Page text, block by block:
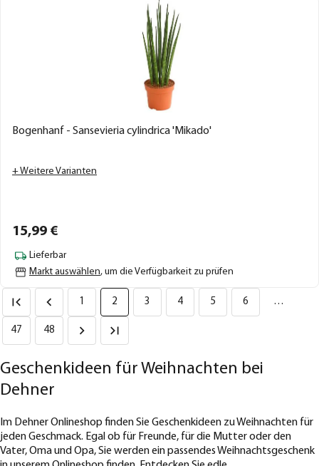
Bogenhanf - Sansevieria cylindrica 'Mikado'
+ Weitere Varianten
15,99 €
Lieferbar
Markt auswählen, um die Verfügbarkeit zu prüfen
1 2 3 4 5 6 …
47 48
Geschenkideen für Weihnachten bei
Dehner
Im Dehner Onlineshop finden Sie Geschenkideen zu Weihnachten für
jeden Geschmack. Egal ob für Freunde, für die Mutter oder den
Vater, Oma und Opa, Sie werden ein passendes Weihnachtsgeschenk